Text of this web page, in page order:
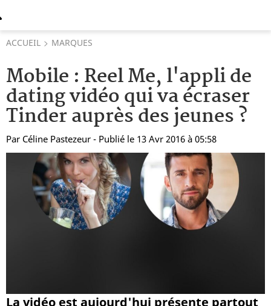
ACCUEIL MARQUES
Mobile : Reel Me, l'appli de
dating vidéo qui va écraser
Tinder auprès des jeunes ?
Par Céline Pastezeur - Publié le 13 Avr 2016 à 05:58
La vidéo est aujourd'hui présente partout